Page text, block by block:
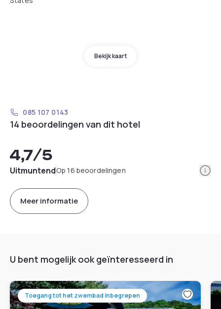
Bekijk kaart
085 107 0143
14 beoordelingen van dit hotel
4,7/5
UitmuntendOp 16 beoordelingen
Meer informatie
U bent mogelijk ook geïnteresseerd in
Toegang tot het zwembad inbegrepen